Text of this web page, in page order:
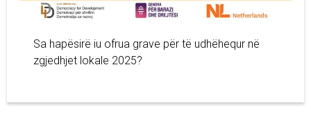
Sa hapësirë iu ofrua grave për të udhëhequr në
zgjedhjet lokale 2025?